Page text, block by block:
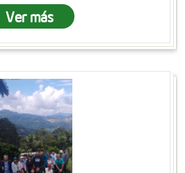
Ver más